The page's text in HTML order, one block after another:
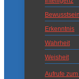
Bewusstsein
Erkenntnis
Wahrheit
Weisheit
Aufrufe